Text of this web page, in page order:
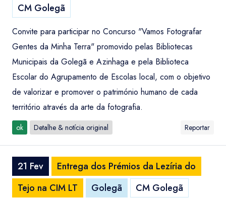
CM Golegã
Convite para participar no Concurso "Vamos Fotografar
Gentes da Minha Terra" promovido pelas Bibliotecas
Municipais da Golegã e Azinhaga e pela Biblioteca
Escolar do Agrupamento de Escolas local, com o objetivo
de valorizar e promover o património humano de cada
território através da arte da fotografia.
ok Detalhe & notícia original Reportar
21 Fev
Entrega dos Prémios da Lezíria do
Tejo na CIM LT
Golegã CM Golegã